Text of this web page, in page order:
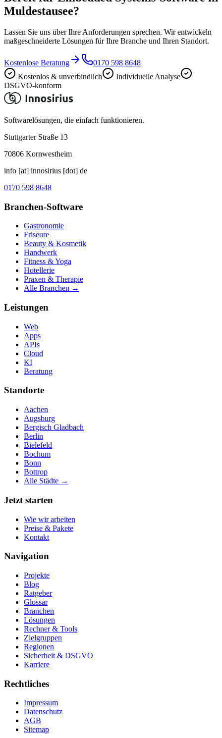
Muldestausee?
Lassen Sie uns über Ihre Anforderungen sprechen. Wir entwickeln
maßgeschneiderte Lösungen für Ihre Branche und Ihren Standort.
Kostenlose Beratung
0170 598 8648
Kostenlos & unverbindlich
Individuelle Analyse
DSGVO-konform
Softwarelösungen, die einfach funktionieren.
Stuttgarter Straße 13
70806 Kornwestheim
info [at] innosirius [dot] de
0170 598 8648
Branchen-Software
Gastronomie
Friseure
Beauty & Kosmetik
Handwerk
Fitness & Yoga
Hotellerie
Praxen & Therapie
Alle Branchen →
Leistungen
Web
Apps
APIs
Cloud
KI
Beratung
Standorte
Aachen
Augsburg
Bergisch Gladbach
Berlin
Bielefeld
Bochum
Bonn
Bottrop
Alle Städte →
Jetzt starten
Wie wir arbeiten
Preise & Pakete
Kontakt
Navigation
Projekte
Blog
Ratgeber
Glossar
Branchen
Lösungen
Rechner & Tools
Zielgruppen
Regionen
Sicherheit & DSGVO
Karriere
Rechtliches
Impressum
Datenschutz
AGB
Sitemap